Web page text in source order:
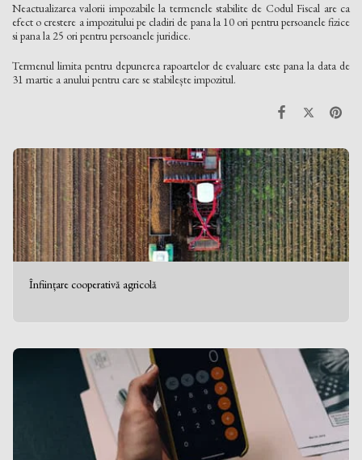
Neactualizarea valorii impozabile la termenele stabilite de Codul Fiscal are ca
efect o crestere a impozitului pe cladiri de pana la 10 ori pentru persoanele fizice
si pana la 25 ori pentru persoanele juridice.
Termenul limita pentru depunerea rapoartelor de evaluare este pana la data de
31 martie a anului pentru care se stabilește impozitul.
Înființare cooperativă agricolă